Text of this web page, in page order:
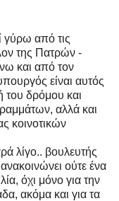
γύρω από τις
της Πατρών -
και από τον
είναι αυτός
του δρόμου και
αλλά και
κοινοτικών
λίγο.. βουλευτής
ούτε ένα
όχι μόνο για την
ακόμα και για τα